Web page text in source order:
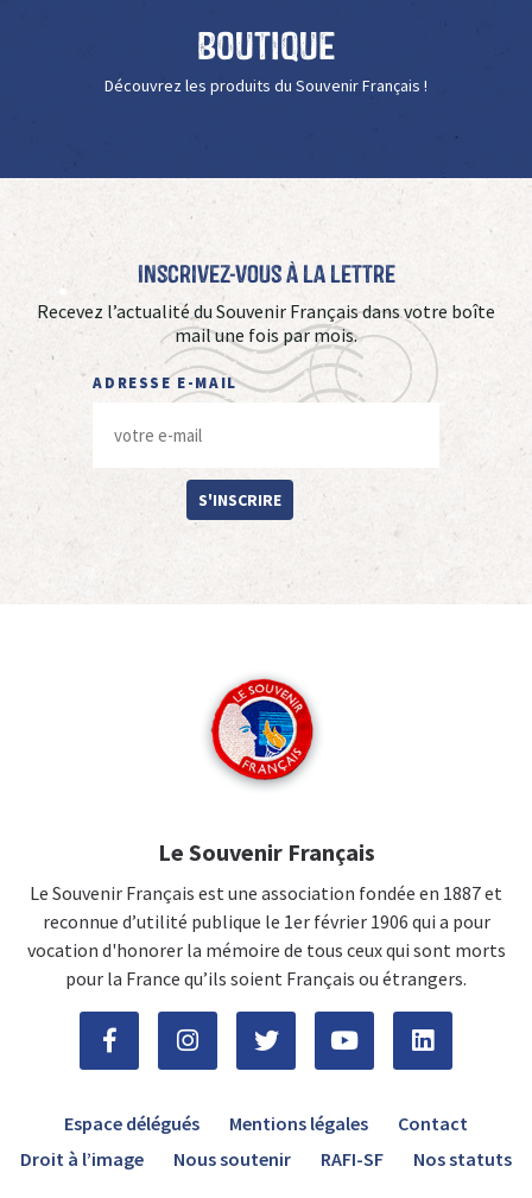
Boutique
Découvrez les produits du Souvenir Français !
Inscrivez-vous à La Lettre
Recevez l’actualité du Souvenir Français dans votre boîte
mail une fois par mois.
ADRESSE E-MAIL
S'INSCRIRE
Le Souvenir Français
Le Souvenir Français est une association fondée en 1887 et
reconnue d’utilité publique le 1er février 1906 qui a pour
vocation d'honorer la mémoire de tous ceux qui sont morts
pour la France qu’ils soient Français ou étrangers.
Espace délégués Mentions légales
Contact
Droit à l’image
Nous soutenir RAFI-SF Nos statuts